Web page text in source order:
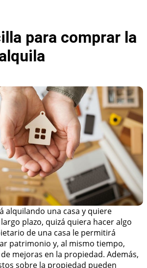
para comprar la
alquilando una casa y quiere
plazo, quizá quiera hacer algo
de una casa le permitirá
patrimonio y, al mismo tiempo,
mejoras en la propiedad. Además,
sobre la propiedad pueden